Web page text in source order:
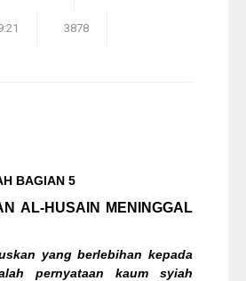
3878
BAGIAN 5
AL-HUSAIN MENINGGAL
yang berlebihan kepada
pernyataan kaum syiah